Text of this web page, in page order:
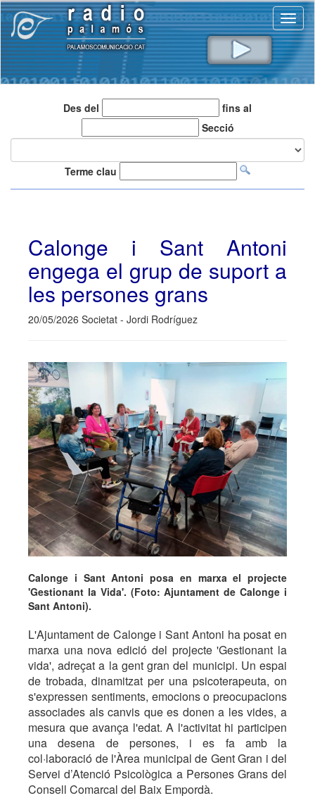
Des del
fins al
Secció
Terme clau
Calonge i Sant Antoni
engega el grup de suport a
les persones grans
20/05/2026 Societat - Jordi Rodríguez
Calonge i Sant Antoni posa en marxa el projecte
'Gestionant la Vida'. (Foto: Ajuntament de Calonge i
Sant Antoni).
L'Ajuntament de Calonge i Sant Antoni ha posat en
marxa una nova edició del projecte 'Gestionant la
vida', adreçat a la gent gran del municipi. Un espai
de trobada, dinamitzat per una psicoterapeuta, on
s'expressen sentiments, emocions o preocupacions
associades als canvis que es donen a les vides, a
mesura que avança l'edat. A l'activitat hi participen
una desena de persones, i es fa amb la
col·laboració de l'Àrea municipal de Gent Gran i del
Servei d’Atenció Psicològica a Persones Grans del
Consell Comarcal del Baix Empordà.